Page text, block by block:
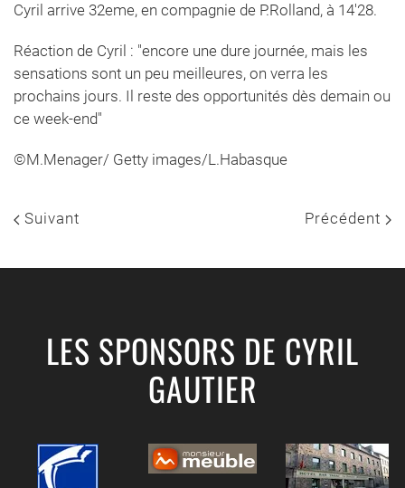
Cyril arrive 32eme, en compagnie de P.Rolland, à 14'28.
Réaction de Cyril : "encore une dure journée, mais les
sensations sont un peu meilleures, on verra les
prochains jours. Il reste des opportunités dès demain ou
ce week-end"
©M.Menager/ Getty images/L.Habasque
Suivant Précédent
LES SPONSORS DE CYRIL
GAUTIER